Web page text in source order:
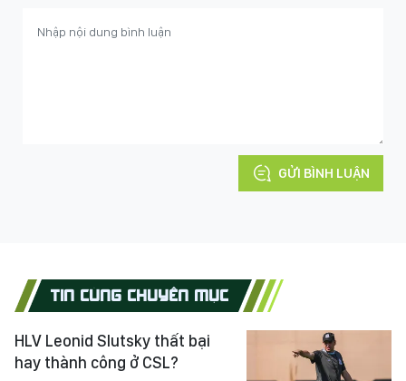
GỬI BÌNH LUẬN
TIN CÙNG CHUYÊN MỤC
HLV Leonid Slutsky thất bại
hay thành công ở CSL?